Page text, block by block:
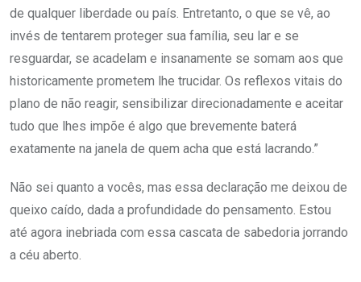
de qualquer liberdade ou país. Entretanto, o que se vê, ao
invés de tentarem proteger sua família, seu lar e se
resguardar, se acadelam e insanamente se somam aos que
historicamente prometem lhe trucidar. Os reflexos vitais do
plano de não reagir, sensibilizar direcionadamente e aceitar
tudo que lhes impõe é algo que brevemente baterá
exatamente na janela de quem acha que está lacrando.”
Não sei quanto a vocês, mas essa declaração me deixou de
queixo caído, dada a profundidade do pensamento. Estou
até agora inebriada com essa cascata de sabedoria jorrando
a céu aberto.